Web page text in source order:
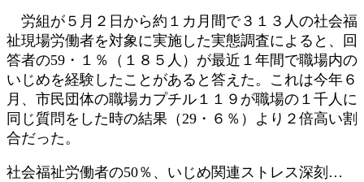
労組が５月２日から約１カ月間で３１３人の社会福
祉現場労働者を対象に実施した実態調査によると、回
答者の59・１％（１８５人）が最近１年間で職場内の
いじめを経験したことがあると答えた。これは今年６
月、市民団体の職場カプチル１１９が職場の１千人に
同じ質問をした時の結果（29・６％）より２倍高い割
合だった。
社会福祉労働者の50％、いじめ関連ストレス深刻…